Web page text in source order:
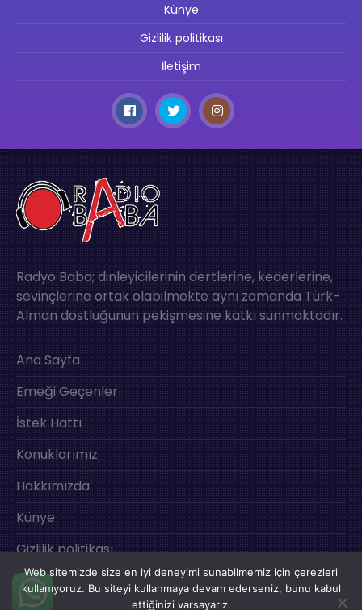
Künye
Gizlilik politikası
İletişim
Radyo Baba; dinleyicilerinin dertlerine, kederlerine,
sevinçlerine ortak olabilmekte aynı zamanda Türk-
Alman dostluğunun pekişmesine katkı sunmaktadır.
Ana Sayfa
Emeği Geçenler
İstek Hattı
Konuklarımız
Hakkımızda
Künye
Gizlilik politikası
İletişim
Web sitemizde size en iyi deneyimi sunabilmemiz için çerezleri
kullanıyoruz. Bu siteyi kullanmaya devam ederseniz, bunu kabul
ettiğinizi varsayarız.